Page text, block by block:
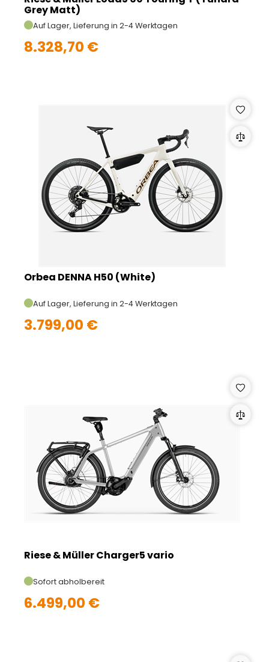
Grey Matt)
Auf Lager, Lieferung in 2-4 Werktagen
8.328,70 €
Orbea DENNA H50 (White)
Auf Lager, Lieferung in 2-4 Werktagen
3.799,00 €
Riese & Müller Charger5 vario
Sofort abholbereit
6.499,00 €